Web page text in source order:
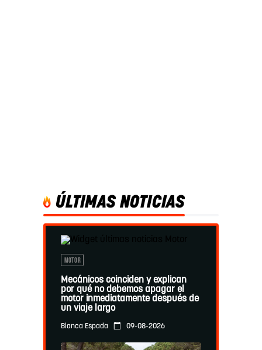
ÚLTIMAS NOTICIAS
MOTOR
Mecánicos coinciden y explican
por qué no debemos apagar el
motor inmediatamente después de
un viaje largo
Blanca Espada 09-08-2026